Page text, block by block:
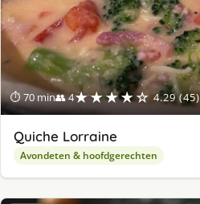
⏱ 70 min👥 4★★★★☆ 4.29 (45)
Quiche Lorraine
Avondeten & hoofdgerechten